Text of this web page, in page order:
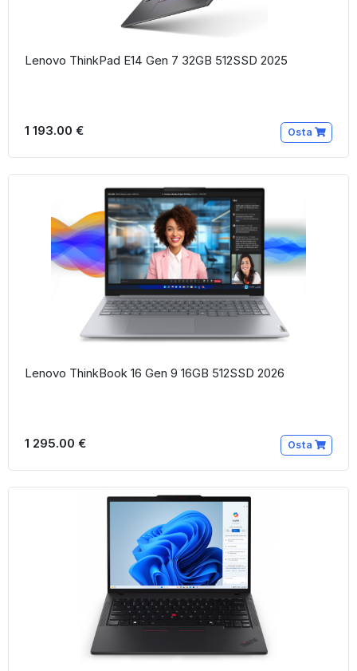
Lenovo ThinkPad E14 Gen 7 32GB 512SSD 2025
1 193.00 € Osta
Lenovo ThinkBook 16 Gen 9 16GB 512SSD 2026
1 295.00 € Osta